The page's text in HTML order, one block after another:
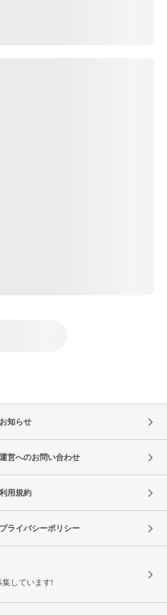
お知らせ
運営へのお問い合わせ
利用規約
プライバシーポリシー
集しています!